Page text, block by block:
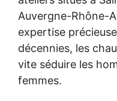
Auvergne-Rhône-
expertise
décennies, les
vite séduire les
femmes.